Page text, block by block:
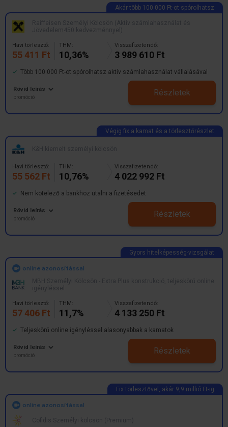
Havi törlesztő:
55 411 Ft
THM:
10,36%
Visszafizetendő:
3 989 610 Ft
Több 100.000 Ft-ot spórolhatsz aktív számlahasználat vállalásával
Rövid leírás
promóció Részletek
Havi törlesztő:
55 562 Ft
THM:
10,76%
Visszafizetendő:
4 022 992 Ft
Nem kötelező a bankhoz utalni a fizetésedet
Rövid leírás
promóció Részletek
online azonosítással
Havi törlesztő:
57 406 Ft
THM:
11,7%
Visszafizetendő:
4 133 250 Ft
Teljeskörű online igényléssel alasonyabbak a kamatok
Rövid leírás
promóció Részletek
online azonosítással